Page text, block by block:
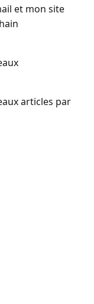
et mon site
articles par